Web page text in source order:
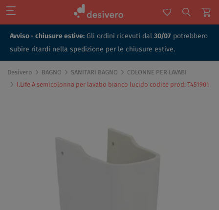
Avviso - chiusure estive: Gli ordini ricevuti dal 30/07 potrebbero
subire ritardi nella spedizione per le chiusure estive.
Desivero BAGNO SANITARI BAGNO
COLONNE PER LAVABI
I.Life A semicolonna per lavabo bianco lucido codice prod: T451901